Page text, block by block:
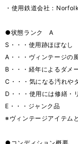
・使用鉄道会社：
●状態ランク A
S・・・使用跡ほぼなし
A・・・ヴィンテージの
B・・・経年によるダメ
C・・・気になる汚れや
D・・・使用には修繕・
E・・・ジャンク品
※ヴィンテージアイテム